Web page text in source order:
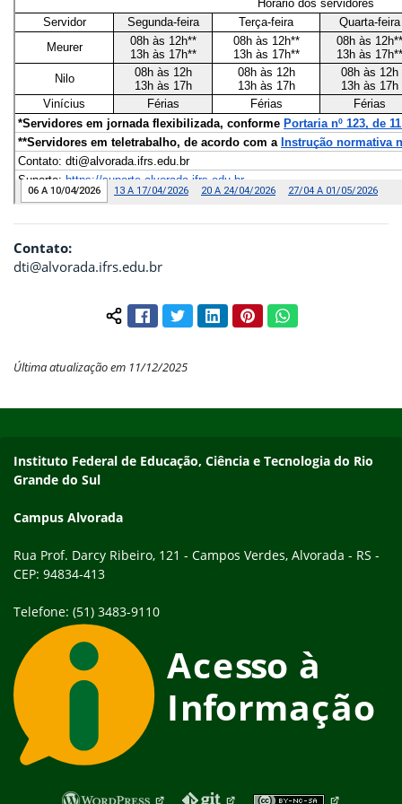
Contato:
dti@alvorada.ifrs.edu.br
Compartilhar conteúdo:
FacebookTwitterLinkedInPinterestWhatsApp
Última atualização em 11/12/2025
Endereço
Instituto Federal de Educação, Ciência e Tecnologia do Rio
Grande do Sul
Campus Alvorada
Rua Prof. Darcy Ribeiro, 121 - Campos Verdes, Alvorada - RS -
CEP: 94834-413
Telefone: (51) 3483-9110